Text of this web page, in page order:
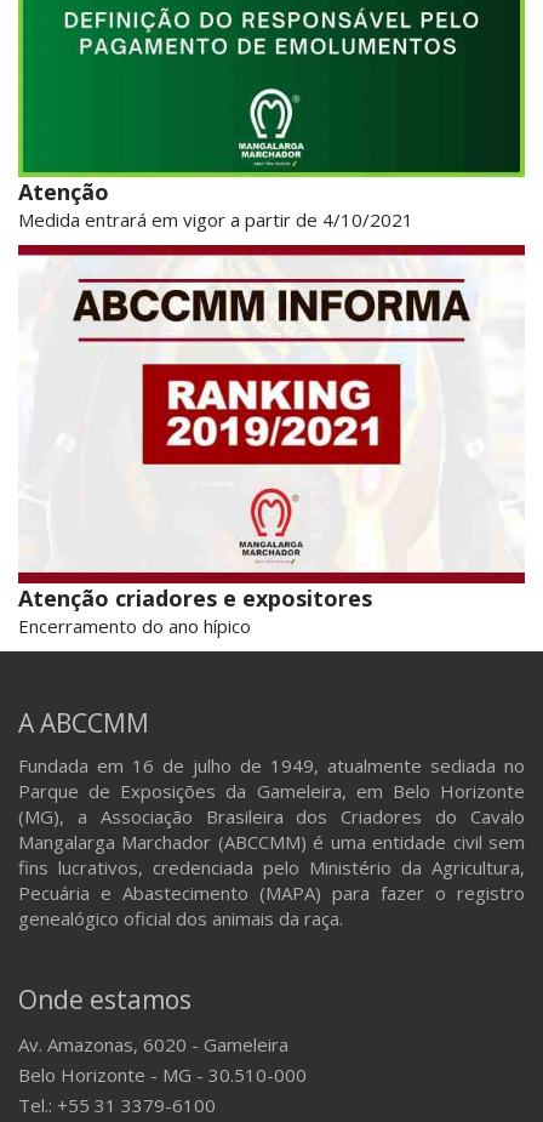
Atenção
Medida entrará em vigor a partir de 4/10/2021
Atenção criadores e expositores
Encerramento do ano hípico
A ABCCMM
Fundada em 16 de julho de 1949, atualmente sediada no
Parque de Exposições da Gameleira, em Belo Horizonte
(MG), a Associação Brasileira dos Criadores do Cavalo
Mangalarga Marchador (ABCCMM) é uma entidade civil sem
fins lucrativos, credenciada pelo Ministério da Agricultura,
Pecuária e Abastecimento (MAPA) para fazer o registro
genealógico oficial dos animais da raça.
Onde estamos
Av. Amazonas, 6020 - Gameleira
Belo Horizonte - MG - 30.510-000
Tel.: +55 31 3379-6100